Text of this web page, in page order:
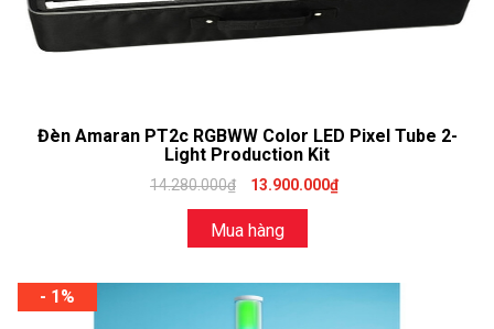
Đèn Amaran PT2c RGBWW Color LED Pixel Tube 2-
Light Production Kit
14.280.000₫ 13.900.000₫
Mua hàng
- 1%